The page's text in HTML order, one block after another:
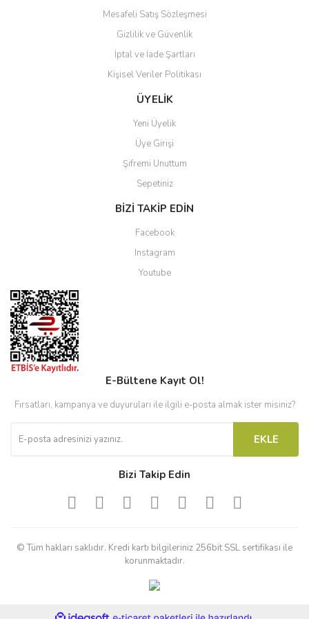
Gönder
Mesafeli Satış Sözleşmesi
Gizlilik ve Güvenlik
İptal ve İade Şartları
Kişisel Veriler Politikası
ÜYELİK
Yeni Üyelik
Üye Girişi
Şifremi Unuttum
Sepetiniz
BİZİ TAKİP EDİN
Facebook
Instagram
Youtube
E-Bültene Kayıt Ol!
Fırsatları, kampanya ve duyuruları ile ilgili e-posta almak ister misiniz?
EKLE
Bizi Takip Edin
© Tüm hakları saklıdır. Kredi kartı bilgileriniz 256bit SSL sertifikası ile
korunmaktadır.